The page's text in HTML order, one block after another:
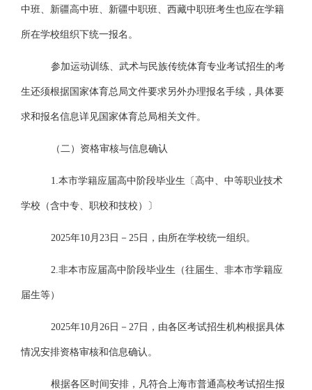
中班、新疆高中班、新疆中职班、西藏中职班考生也应在学籍
所在学校组织下统一报名。
参加运动训练、武术与民族传统体育专业考试招生的考
生还须根据国家体育总局文件要求另外办理报名手续， 具体要
求和报名信息详见国家体育总局相关文件。
（二）资格审核与信息确认
1.本市学籍应届高中阶段毕业生〔高中、中等职业技术
学校（含中专、职校和技校）〕
2025年10月23日－25 日 ，由所在学校统一组织。
2.非本市应届高中阶段毕业生（往届生、非本市学籍应
届生等）
2025年10月26日－27日，由各区考试招生机构根据具体
情况安排资格审核和信息确认。
根据各区时间安排，凡符合上海市普通高校考试招生报